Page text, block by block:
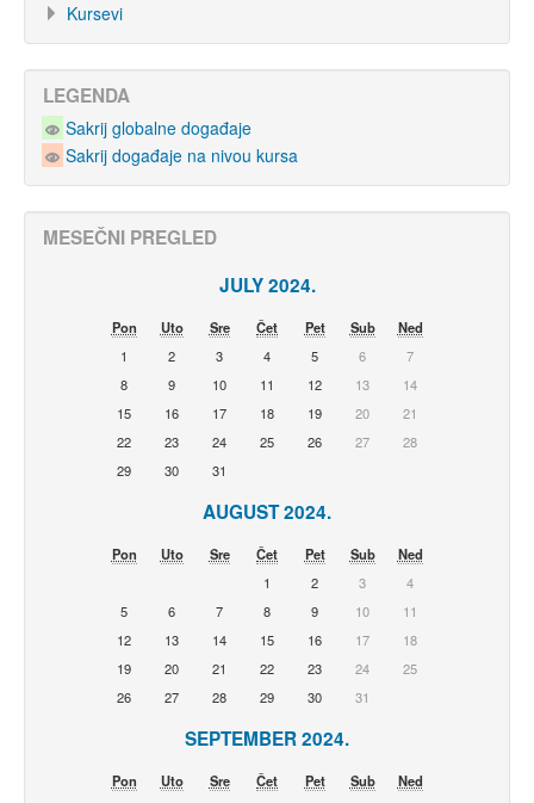
Kursevi
LEGENDA
Sakrij globalne događaje
Sakrij događaje na nivou kursa
MESEČNI PREGLED
JULY 2024.
Pon Uto Sre Čet Pet Sub
Ned
1
2 3 4 5 6
7
8
9 10 11 12 13
14
15
16 17 18 19 20
21
22
23 24 25 26 27
28
29
30 31
AUGUST 2024.
Pon Uto Sre Čet Pet Sub
Ned
1
2 3
4
5
6 7 8 9 10
11
12
13 14 15 16 17
18
19
20 21 22 23 24
25
26
27 28 29 30 31
SEPTEMBER 2024.
Pon Uto Sre Čet Pet Sub
Ned